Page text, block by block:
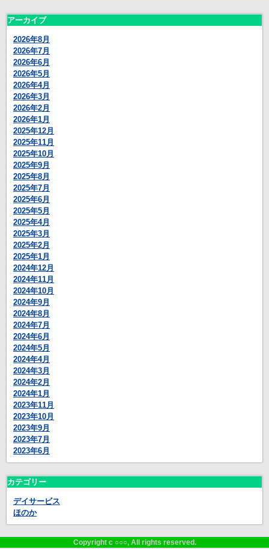
アーカイブ
2026年8月
2026年7月
2026年6月
2026年5月
2026年4月
2026年3月
2026年2月
2026年1月
2025年12月
2025年11月
2025年10月
2025年9月
2025年8月
2025年7月
2025年6月
2025年5月
2025年4月
2025年3月
2025年2月
2025年1月
2024年12月
2024年11月
2024年10月
2024年9月
2024年8月
2024年7月
2024年6月
2024年5月
2024年4月
2024年3月
2024年2月
2024年1月
2023年11月
2023年10月
2023年9月
2023年7月
2023年6月
カテゴリー
デイサービス
ほのか
Copyright c ○○○, All rights reserved.